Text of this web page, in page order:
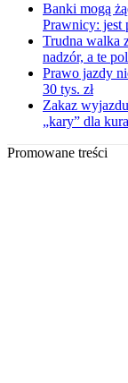
Banki mogą
Prawnicy: jest
Trudna walka
nadzór, a te
Prawo jazdy
30 tys. zł
Zakaz
„kary” dla
Promowane treści